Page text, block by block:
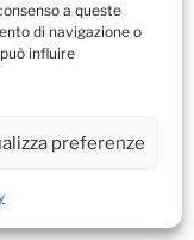
a queste
di navigazione o
influire
preferenze